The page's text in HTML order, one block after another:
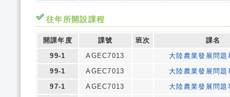
往年所開設課程
開課年度 課號 班次
課名
99-1
AGEC7013
大陸農業發展問題
99-1
AGEC7013
大陸農業發展問題
97-1
AGEC7013
大陸農業發展問題